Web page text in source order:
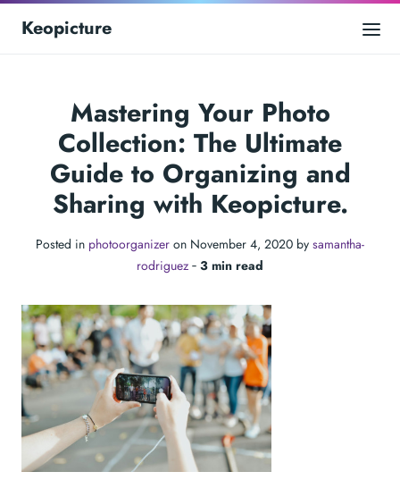
Keopicture
Mastering Your Photo
Collection: The Ultimate
Guide to Organizing and
Sharing with Keopicture.
Posted in photoorganizer on November 4, 2020 by samantha-
rodriguez ‐ 3 min read